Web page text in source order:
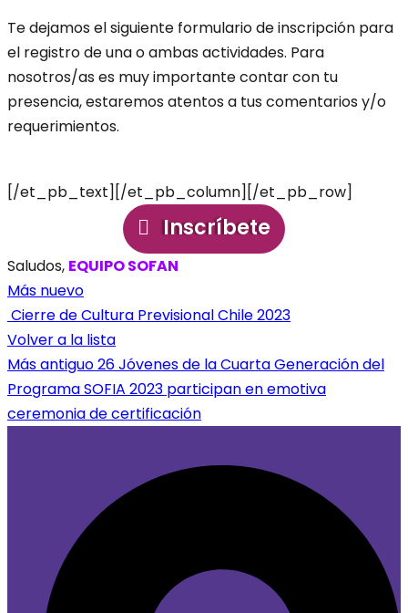
Te dejamos el siguiente formulario de inscripción para
el registro de una o ambas actividades. Para
nosotros/as es muy importante contar con tu
presencia, estaremos atentos a tus comentarios y/o
requerimientos.
[/et_pb_text][/et_pb_column][/et_pb_row]
Inscríbete
Saludos, EQUIPO SOFAN
Más nuevo
Cierre de Cultura Previsional Chile 2023
Volver a la lista
Más antiguo26 Jóvenes de la Cuarta Generación del
Programa SOFIA 2023 participan en emotiva
ceremonia de certificación